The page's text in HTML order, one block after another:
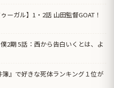
ーガル】1・2話 山田監督GOAT！
2期 5話：西から告白いくとは、よ
簿』で好きな死体ランキング１位が